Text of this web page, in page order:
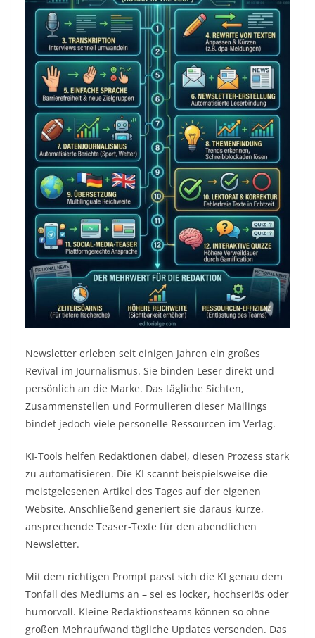
Newsletter erleben seit einigen Jahren ein großes
Revival im Journalismus. Sie binden Leser direkt und
persönlich an die Marke. Das tägliche Sichten,
Zusammenstellen und Formulieren dieser Mailings
bindet jedoch viele personelle Ressourcen im Verlag.
KI-Tools helfen Redaktionen dabei, diesen Prozess stark
zu automatisieren. Die KI scannt beispielsweise die
meistgelesenen Artikel des Tages auf der eigenen
Website. Anschließend generiert sie daraus kurze,
ansprechende Teaser-Texte für den abendlichen
Newsletter.
Mit dem richtigen Prompt passt sich die KI genau dem
Tonfall des Mediums an – sei es locker, hochseriös oder
humorvoll. Kleine Redaktionsteams können so ohne
großen Mehraufwand tägliche Updates versenden. Das